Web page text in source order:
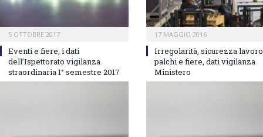
5 OTTOBRE 2017
Eventi e fiere, i dati
dell’Ispettorato vigilanza
straordinaria 1° semestre 2017
17 MAGGIO 2016
Irregolarità, sicurezza lavoro
palchi e fiere, dati vigilanza
Ministero